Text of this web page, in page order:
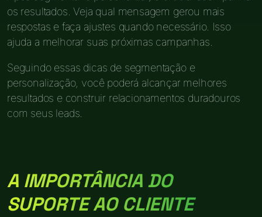
os resultados. Veja qual mensagem gerou mais
respostas e faça ajustes quando necessário. Isso
ajuda a melhorar suas próximas campanhas.
Seguindo essas dicas de segmentação e
personalização, você poderá alcançar melhores
resultados e construir relacionamentos duradouros
com seus leads.
A IMPORTÂNCIA DO
SUPORTE AO CLIENTE